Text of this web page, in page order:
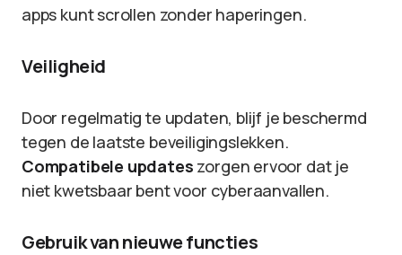
apps kunt scrollen zonder haperingen.
Veiligheid
Door regelmatig te updaten, blijf je beschermd
tegen de laatste beveiligingslekken.
Compatibele updates zorgen ervoor dat je
niet kwetsbaar bent voor cyberaanvallen.
Gebruik van nieuwe functies